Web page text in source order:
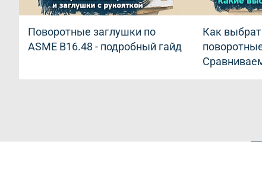
Поворотные заглушки по
ASME B16.48 - подробный гайд
Как